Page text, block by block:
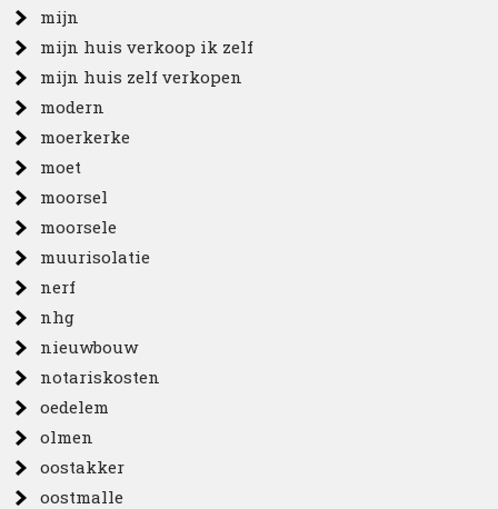
mijn
mijn huis verkoop ik zelf
mijn huis zelf verkopen
modern
moerkerke
moet
moorsel
moorsele
muurisolatie
nerf
nhg
nieuwbouw
notariskosten
oedelem
olmen
oostakker
oostmalle